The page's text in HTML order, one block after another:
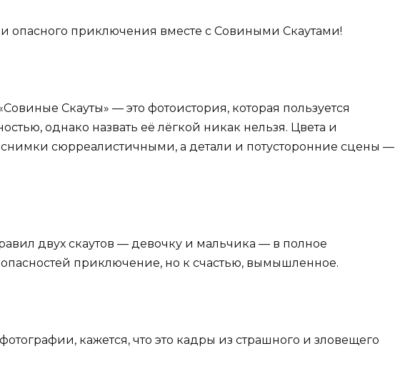
опасного приключения вместе с Совиными Скаутами!
Скауты» — это фотоистория, которая пользуется
однако назвать её лёгкой никак нельзя. Цвета и
сюрреалистичными, а детали и потусторонние сцены —
двух скаутов — девочку и мальчика — в полное
приключение, но к счастью, вымышленное.
кажется, что это кадры из страшного и зловещего